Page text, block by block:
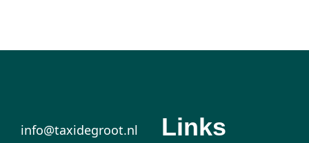
info@taxidegroot.nl
Links